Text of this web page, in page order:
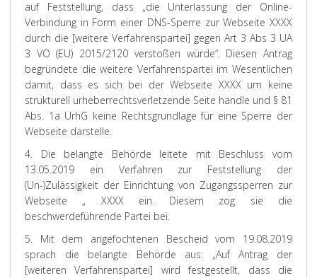
auf Feststellung, dass „die Unterlassung der Online-
Verbindung in Form einer DNS-Sperre zur Webseite XXXX
durch die [weitere Verfahrenspartei] gegen Art 3 Abs 3 UA
3 VO (EU) 2015/2120 verstoßen würde“. Diesen Antrag
begründete die weitere Verfahrenspartei im Wesentlichen
damit, dass es sich bei der Webseite XXXX um keine
strukturell urheberrechtsverletzende Seite handle und § 81
Abs. 1a UrhG keine Rechtsgrundlage für eine Sperre der
Webseite darstelle.
4. Die belangte Behörde leitete mit Beschluss vom
13.05.2019 ein Verfahren zur Feststellung der
(Un-)Zulässigkeit der Einrichtung von Zugangssperren zur
Webseite „ XXXX ein. Diesem zog sie die
beschwerdeführende Partei bei.
5. Mit dem angefochtenen Bescheid vom 19.08.2019
sprach die belangte Behörde aus: „Auf Antrag der
[weiteren Verfahrenspartei] wird festgestellt, dass die